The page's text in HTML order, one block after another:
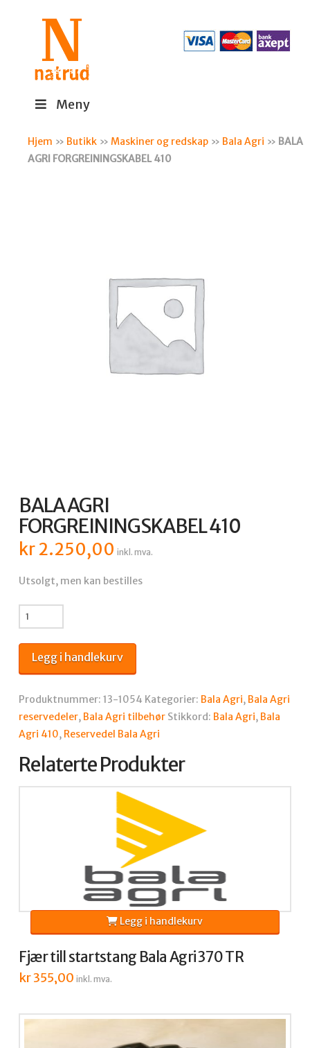
Meny
Hjem » Butikk »Maskiner og redskap » Bala Agri » BALA
AGRI FORGREININGSKABEL 410
BALA AGRI
FORGREININGSKABEL 410
kr2.250,00 inkl. mva.
Utsolgt, men kan bestilles
BALA
AGRI
FORGREININGSKABEL
410
Legg i handlekurv
Produktnummer: 13-1054 Kategorier: Bala Agri, Bala Agri
reservedeler, Bala Agri tilbehør Stikkord: Bala Agri, Bala
Agri 410, Reservedel Bala Agri
Relaterte Produkter
Fjær till startstang Bala Agri 370 TR
kr355,00 inkl. mva.
Legg i handlekurv